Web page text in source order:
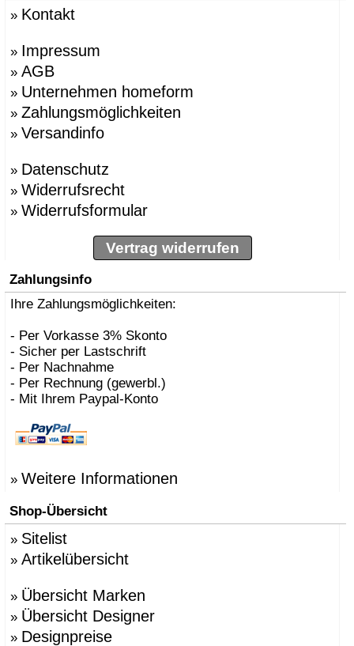
» Kontakt
» Impressum
» AGB
» Unternehmen homeform
» Zahlungsmöglichkeiten
» Versandinfo
» Datenschutz
» Widerrufsrecht
» Widerrufsformular
Vertrag widerrufen
Zahlungsinfo
Ihre Zahlungsmöglichkeiten:
- Per Vorkasse 3% Skonto
- Sicher per Lastschrift
- Per Nachnahme
- Per Rechnung (gewerbl.)
- Mit Ihrem Paypal-Konto
» Weitere Informationen
Shop-Übersicht
» Sitelist
» Artikelübersicht
» Übersicht Marken
» Übersicht Designer
» Designpreise